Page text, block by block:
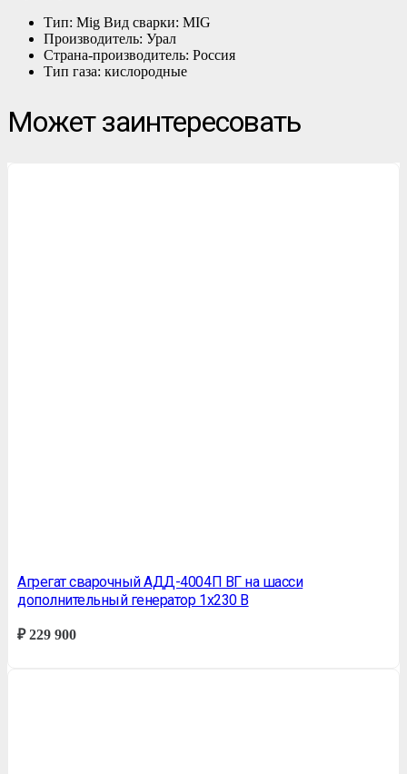
Тип: Mig Вид сварки: MIG
Производитель: Урал
Страна-производитель: Россия
Тип газа: кислородные
Может заинтересовать
Агрегат сварочный АДД-4004П ВГ на шасси
дополнительный генератор 1х230 В
₽229 900